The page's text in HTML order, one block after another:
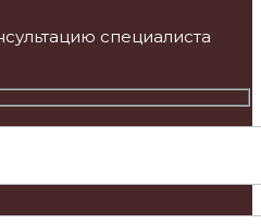
специалиста